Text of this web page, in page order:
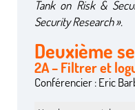
Tank on Risk &
Security Research ».
Deuxième
2A – Filtrer et
Conférencier : Eric